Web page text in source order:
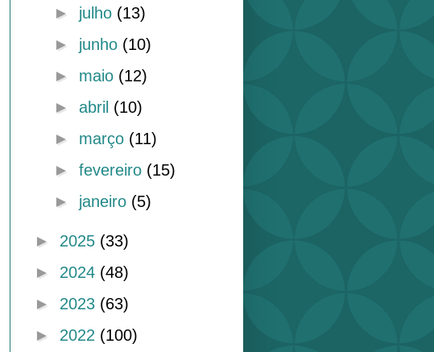
► julho (13)
► junho (10)
► maio (12)
► abril (10)
► março (11)
► fevereiro (15)
► janeiro (5)
► 2025 (33)
► 2024 (48)
► 2023 (63)
► 2022 (100)